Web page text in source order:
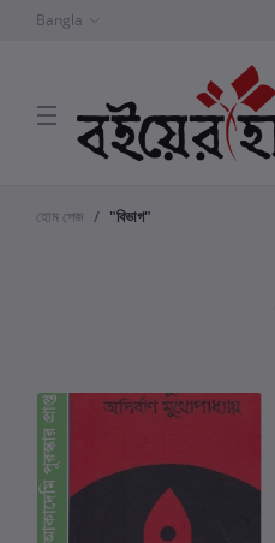
Bangla
হোম পেজ "বিভাগ"